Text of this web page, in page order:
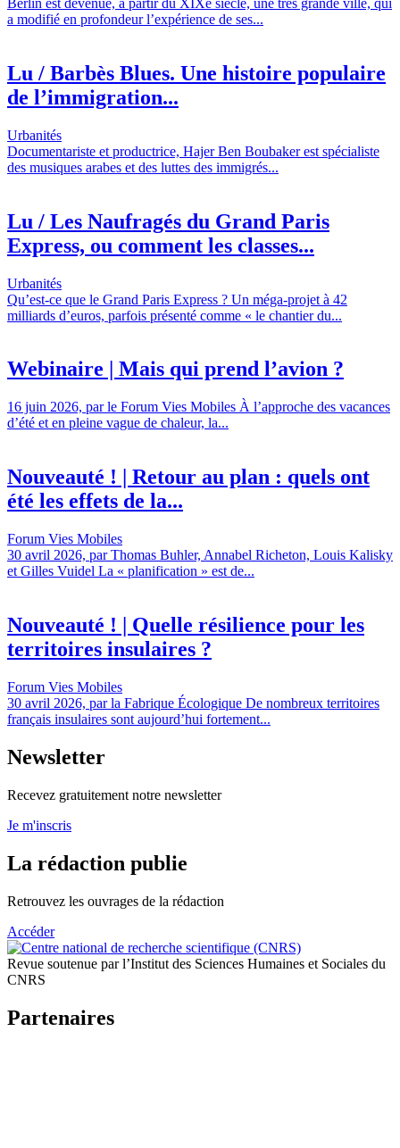
Berlin est devenue, à partir du XIXe siècle, une très grande ville, qui
a modifié en profondeur l’expérience de ses...
Lu / Barbès Blues. Une histoire populaire
de l’immigration...
Urbanités
Documentariste et productrice, Hajer Ben Boubaker est spécialiste
des musiques arabes et des luttes des immigrés...
Lu / Les Naufragés du Grand Paris
Express, ou comment les classes...
Urbanités
Qu’est-ce que le Grand Paris Express ? Un méga-projet à 42
milliards d’euros, parfois présenté comme « le chantier du...
Webinaire | Mais qui prend l’avion ?
16 juin 2026, par le Forum Vies Mobiles À l’approche des vacances
d’été et en pleine vague de chaleur, la...
Nouveauté ! | Retour au plan : quels ont
été les effets de la...
Forum Vies Mobiles
30 avril 2026, par Thomas Buhler, Annabel Richeton, Louis Kalisky
et Gilles Vuidel La « planification » est de...
Nouveauté ! | Quelle résilience pour les
territoires insulaires ?
Forum Vies Mobiles
30 avril 2026, par la Fabrique Écologique De nombreux territoires
français insulaires sont aujourd’hui fortement...
Newsletter
Recevez gratuitement notre newsletter
Je m'inscris
La rédaction publie
Retrouvez les ouvrages de la rédaction
Accéder
Revue soutenue par l’Institut des Sciences Humaines et Sociales du
CNRS
Partenaires